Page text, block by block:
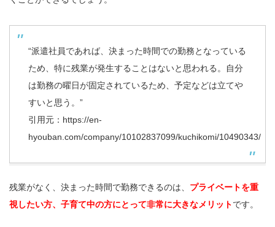
“派遣社員であれば、決まった時間での勤務となっている
ため、特に残業が発生することはないと思われる。自分
は勤務の曜日が固定されているため、予定などは立てや
すいと思う。”
引用元： https://en-
hyouban.com/company/10102837099/kuchikomi/10490343/
残業がなく、決まった時間で勤務できるのは、 プライベートを重
視したい方、子育て中の方にとって非常に大きなメリットです。